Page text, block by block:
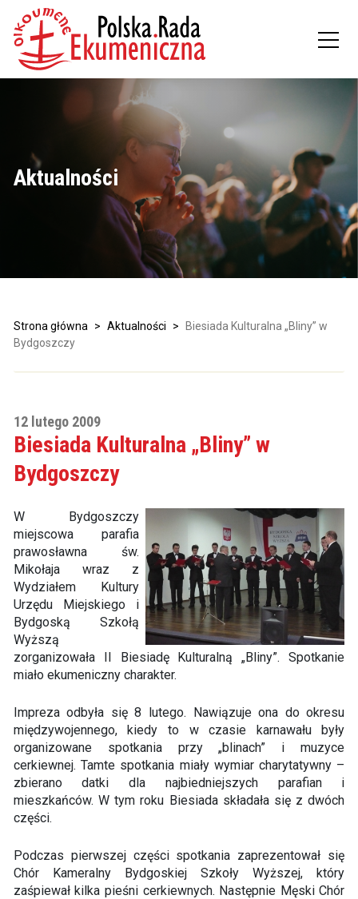
Aktualności
Strona główna > Aktualności >
Biesiada Kulturalna „Bliny” w
Bydgoszczy
12 lutego 2009
Biesiada Kulturalna „Bliny” w
Bydgoszczy
W Bydgoszczy
miejscowa parafia
prawosławna św.
Mikołaja wraz z
Wydziałem Kultury
Urzędu Miejskiego i
Bydgoską Szkołą
Wyższą
zorganizowała II Biesiadę Kulturalną „Bliny”. Spotkanie
miało ekumeniczny charakter.
Impreza odbyła się 8 lutego. Nawiązuje ona do okresu
międzywojennego, kiedy to w czasie karnawału były
organizowane spotkania przy „blinach” i muzyce
cerkiewnej. Tamte spotkania miały wymiar charytatywny –
zbierano datki dla najbiedniejszych parafian i
mieszkańców. W tym roku Biesiada składała się z dwóch
części.
Podczas pierwszej części spotkania zaprezentował się
Chór Kameralny Bydgoskiej Szkoły Wyższej, który
zaśpiewał kilka pieśni cerkiewnych. Następnie Męski Chór